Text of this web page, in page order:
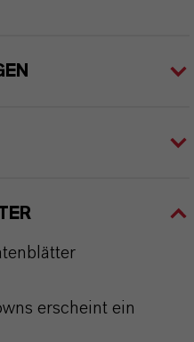
erscheint ein